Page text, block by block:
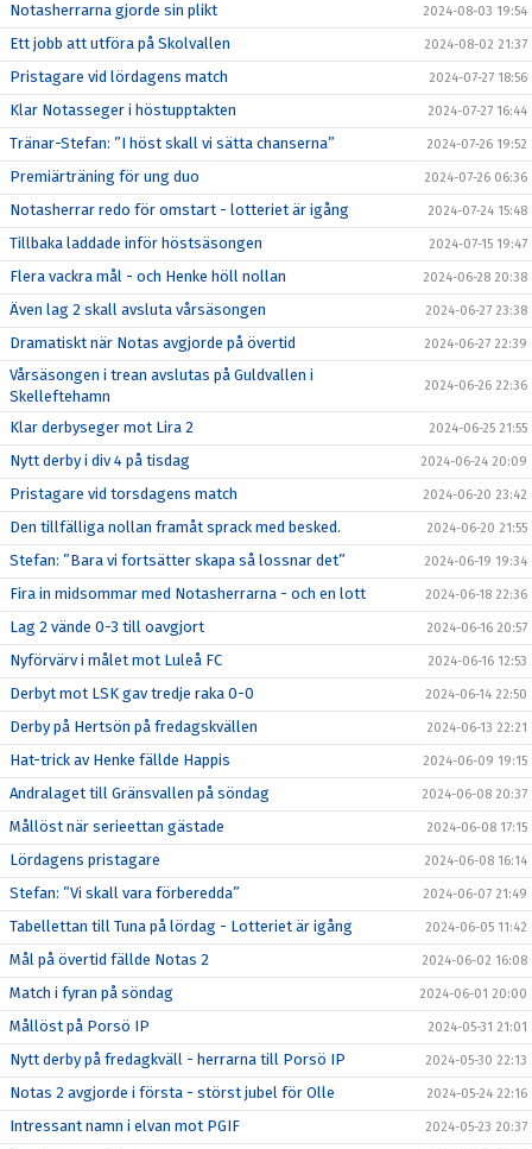
Notasherrarna gjorde sin plikt 2024-08-03 19:54
Ett jobb att utföra på Skolvallen 2024-08-02 21:37
Pristagare vid lördagens match 2024-07-27 18:56
Klar Notasseger i höstupptakten 2024-07-27 16:44
Tränar-Stefan: ”I höst skall vi sätta chanserna” 2024-07-26 19:52
Premiärträning för ung duo 2024-07-26 06:36
Notasherrar redo för omstart - lotteriet är igång 2024-07-24 15:48
Tillbaka laddade inför höstsäsongen 2024-07-15 19:47
Flera vackra mål - och Henke höll nollan 2024-06-28 20:38
Även lag 2 skall avsluta vårsäsongen 2024-06-27 23:38
Dramatiskt när Notas avgjorde på övertid 2024-06-27 22:39
Vårsäsongen i trean avslutas på Guldvallen i
Skelleftehamn
2024-06-26 22:36
Klar derbyseger mot Lira 2 2024-06-25 21:55
Nytt derby i div 4 på tisdag 2024-06-24 20:09
Pristagare vid torsdagens match 2024-06-20 23:42
Den tillfälliga nollan framåt sprack med besked. 2024-06-20 21:55
Stefan: ”Bara vi fortsätter skapa så lossnar det” 2024-06-19 19:34
Fira in midsommar med Notasherrarna - och en lott 2024-06-18 22:36
Lag 2 vände 0-3 till oavgjort 2024-06-16 20:57
Nyförvärv i målet mot Luleå FC 2024-06-16 12:53
Derbyt mot LSK gav tredje raka 0-0 2024-06-14 22:50
Derby på Hertsön på fredagskvällen 2024-06-13 22:21
Hat-trick av Henke fällde Happis 2024-06-09 19:15
Andralaget till Gränsvallen på söndag 2024-06-08 20:37
Mållöst när serieettan gästade 2024-06-08 17:15
Lördagens pristagare 2024-06-08 16:14
Stefan: ”Vi skall vara förberedda” 2024-06-07 21:49
Tabellettan till Tuna på lördag - Lotteriet är igång 2024-06-05 11:42
Mål på övertid fällde Notas 2 2024-06-02 16:08
Match i fyran på söndag 2024-06-01 20:00
Mållöst på Porsö IP 2024-05-31 21:01
Nytt derby på fredagkväll - herrarna till Porsö IP 2024-05-30 22:13
Notas 2 avgjorde i första - störst jubel för Olle 2024-05-24 22:16
Intressant namn i elvan mot PGIF 2024-05-23 20:37